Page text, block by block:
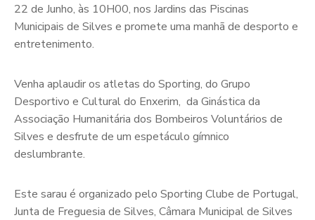
22 de Junho, às 10H00, nos Jardins das Piscinas
Municipais de Silves e promete uma manhã de desporto e
entretenimento.
Venha aplaudir os atletas do Sporting, do Grupo
Desportivo e Cultural do Enxerim, da Ginástica da
Associação Humanitária dos Bombeiros Voluntários de
Silves e desfrute de um espetáculo gímnico
deslumbrante.
Este sarau é organizado pelo Sporting Clube de Portugal,
Junta de Freguesia de Silves, Câmara Municipal de Silves